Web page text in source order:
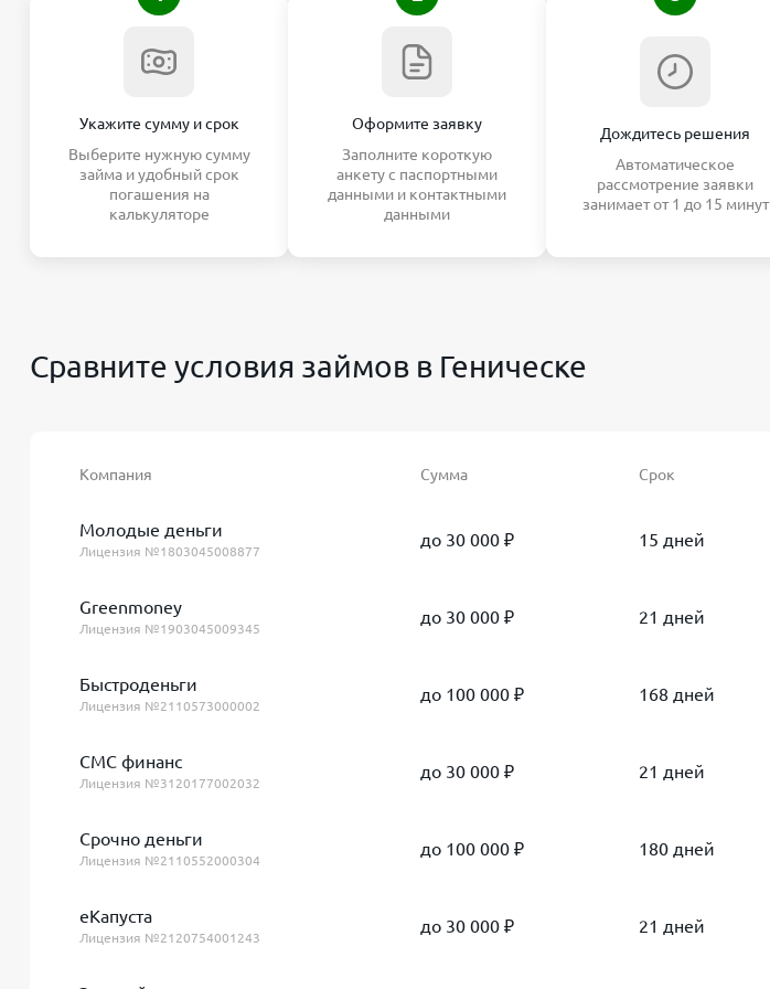
Укажите сумму и срок
Выберите нужную сумму
займа и удобный срок
погашения на
калькуляторе
Оформите заявку
Заполните короткую
анкету с паспортными
данными и контактными
данными
Дождитесь решения
Автоматическое
рассмотрение заявки
занимает от 1 до 15 минут
Сравните условия займов в Геническе
Компания Сумма Срок
Молодые деньги
Лицензия №1803045008877
до 30 000 ₽ 15 дней
Greenmoney
Лицензия №1903045009345
до 30 000 ₽ 21 дней
Быстроденьги
Лицензия №2110573000002
до 100 000 ₽ 168 дней
СМС финанс
Лицензия №3120177002032
до 30 000 ₽ 21 дней
Срочно деньги
Лицензия №2110552000304
до 100 000 ₽ 180 дней
еКапуста
Лицензия №2120754001243
до 30 000 ₽ 21 дней